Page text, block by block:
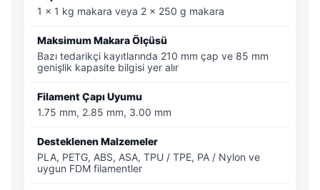
1 × 1 kg makara veya 2 × 250 g makara
Maksimum Makara Ölçüsü
Bazı tedarikçi kayıtlarında 210 mm çap ve 85 mm
genişlik kapasite bilgisi yer alır
Filament Çapı Uyumu
1.75 mm, 2.85 mm, 3.00 mm
Desteklenen Malzemeler
PLA, PETG, ABS, ASA, TPU / TPE, PA / Nylon ve
uygun FDM filamentler